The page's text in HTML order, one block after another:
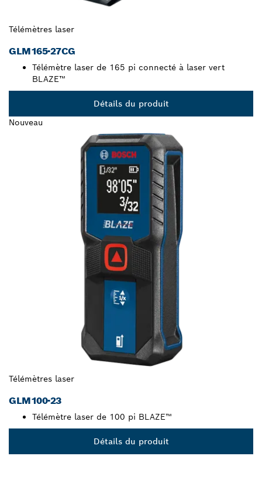
Télémètres laser
GLM165-27CG
Télémètre laser de 165 pi connecté à laser vert
BLAZE™
Détails du produit
Nouveau
Télémètres laser
GLM100-23
Télémètre laser de 100 pi BLAZE™
Détails du produit